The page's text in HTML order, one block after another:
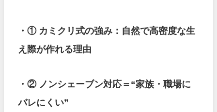
・① カミクリ式の強み：自然で高密度な生
え際が作れる理由
・② ノンシェーブン対応＝“家族・職場に
バレにくい”